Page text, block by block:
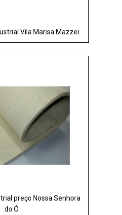
Vila Marisa Mazzei
preço Nossa Senhora
do Ó